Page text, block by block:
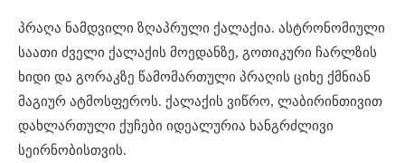
პრაღა ნამდვილი ზღაპრული ქალაქია. ასტრონომიული
საათი ძველი ქალაქის მოედანზე, გოთიკური ჩარლზის
ხიდი და გორაკზე წამომართული პრაღის ციხე ქმნიან
მაგიურ ატმოსფეროს. ქალაქის ვიწრო, ლაბირინთივით
დახლართული ქუჩები იდეალურია ხანგრძლივი
სეირნობისთვის.